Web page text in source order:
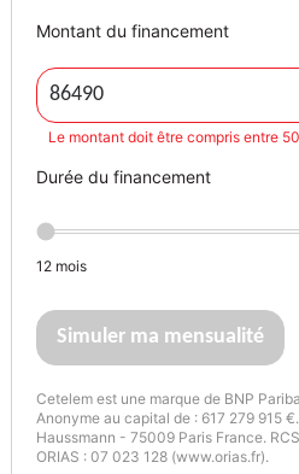
Montant du financement
Le montant doit être compris entre
Durée du financement
12 mois
Simuler ma mensualité
Cetelem est une marque de BNP
Anonyme au capital de : 617 279 915
Haussmann - 75009 Paris France.
ORIAS : 07 023 128 (www.orias.fr).